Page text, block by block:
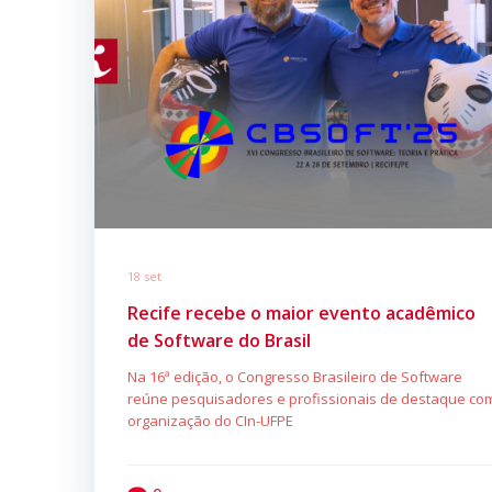
18 set
Recife recebe o maior evento acadêmico
de Software do Brasil
Na 16ª edição, o Congresso Brasileiro de Software
reúne pesquisadores e profissionais de destaque
organização do CIn-UFPE